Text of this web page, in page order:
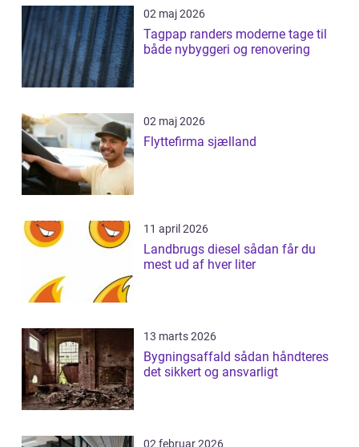
02 maj 2026
Tagpap randers moderne tage til
både nybyggeri og renovering
02 maj 2026
Flyttefirma sjælland
11 april 2026
Landbrugs diesel sådan får du
mest ud af hver liter
13 marts 2026
Bygningsaffald sådan håndteres
det sikkert og ansvarligt
02 februar 2026